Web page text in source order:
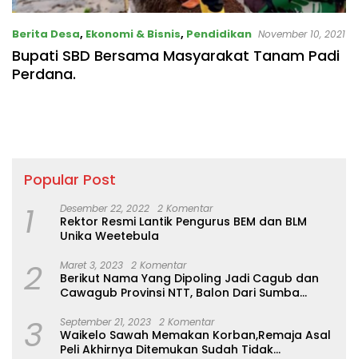
Berita Desa, Ekonomi & Bisnis, Pendidikan November 10, 2021
Bupati SBD Bersama Masyarakat Tanam Padi
Perdana.
Popular Post
1 Desember 22, 2022 2 Komentar
Rektor Resmi Lantik Pengurus BEM dan BLM
Unika Weetebula
2 Maret 3, 2023 2 Komentar
Berikut Nama Yang Dipoling Jadi Cagub dan
Cawagub Provinsi NTT, Balon Dari Sumba
3 September 21, 2023 2 Komentar
Waikelo Sawah Memakan Korban,Remaja Asal
Peli Akhirnya Ditemukan Sudah Tidak